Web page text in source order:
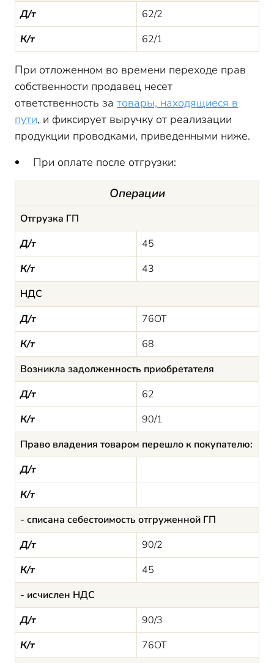
Д/т
62/2
К/т
62/1
При отложенном во времени переходе прав
собственности продавец несет
ответственность за товары, находящиеся в
пути, и фиксирует выручку от реализации
продукции проводками, приведенными ниже.
При оплате после отгрузки:
Операции
Отгрузка ГП
Д/т
45
К/т
43
НДС
Д/т
76ОТ
К/т
68
Возникла задолженность приобретателя
Д/т
62
К/т
90/1
Право владения товаром перешло к покупателю:
Д/т
К/т
- списана себестоимость отгруженной ГП
Д/т
90/2
К/т
45
- исчислен НДС
Д/т
90/3
К/т
76ОТ